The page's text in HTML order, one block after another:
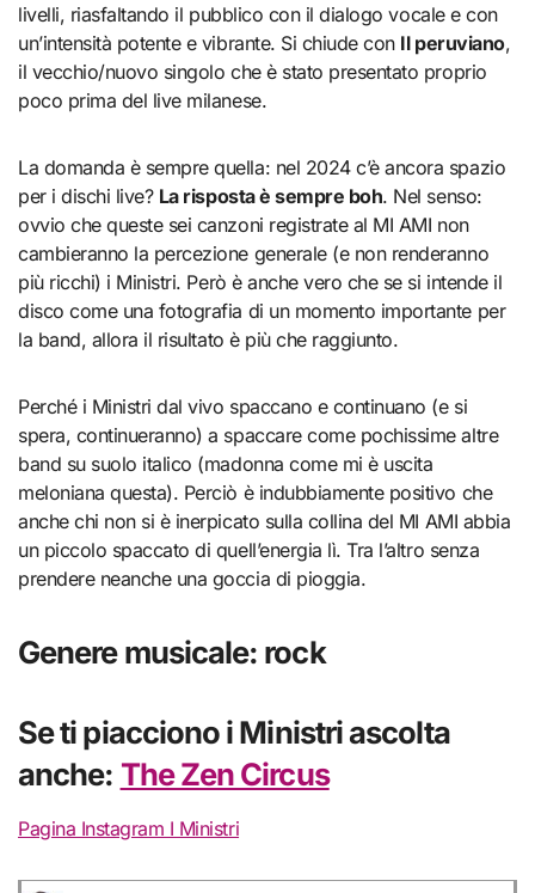
livelli, riasfaltando il pubblico con il dialogo vocale e con
un’intensità potente e vibrante. Si chiude con Il peruviano,
il vecchio/nuovo singolo che è stato presentato proprio
poco prima del live milanese.
La domanda è sempre quella: nel 2024 c’è ancora spazio
per i dischi live? La risposta è sempre boh. Nel senso:
ovvio che queste sei canzoni registrate al MI AMI non
cambieranno la percezione generale (e non renderanno
più ricchi) i Ministri. Però è anche vero che se si intende il
disco come una fotografia di un momento importante per
la band, allora il risultato è più che raggiunto.
Perché i Ministri dal vivo spaccano e continuano (e si
spera, continueranno) a spaccare come pochissime altre
band su suolo italico (madonna come mi è uscita
meloniana questa). Perciò è indubbiamente positivo che
anche chi non si è inerpicato sulla collina del MI AMI abbia
un piccolo spaccato di quell’energia lì. Tra l’altro senza
prendere neanche una goccia di pioggia.
Genere musicale: rock
Se ti piacciono i Ministri ascolta
anche: The Zen Circus
Pagina Instagram I Ministri